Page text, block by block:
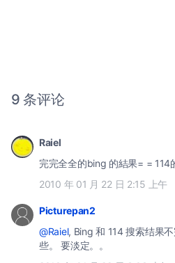
9 条评论
Raiel
完完全全的bing 的結果= = 114
2010 年 01 月 22 日 2:15 上午
Picturepan2
@Raiel, Bing 和 114 搜索结果
些。 要淡定。。